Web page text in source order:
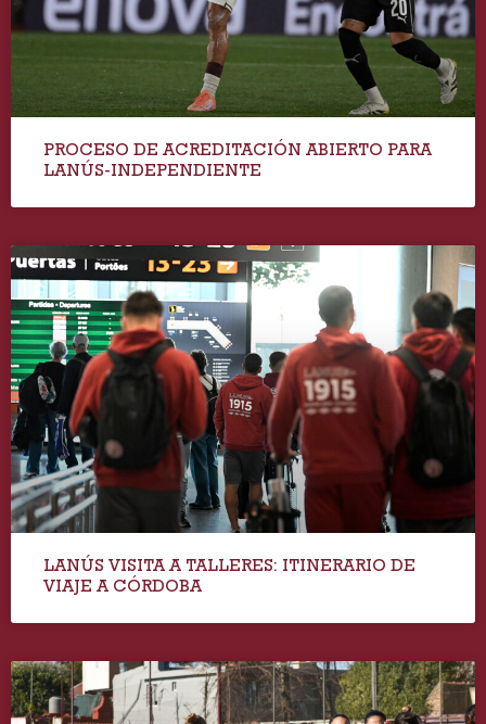
PROCESO DE ACREDITACIÓN ABIERTO PARA
LANÚS-INDEPENDIENTE
LANÚS VISITA A TALLERES: ITINERARIO DE
VIAJE A CÓRDOBA